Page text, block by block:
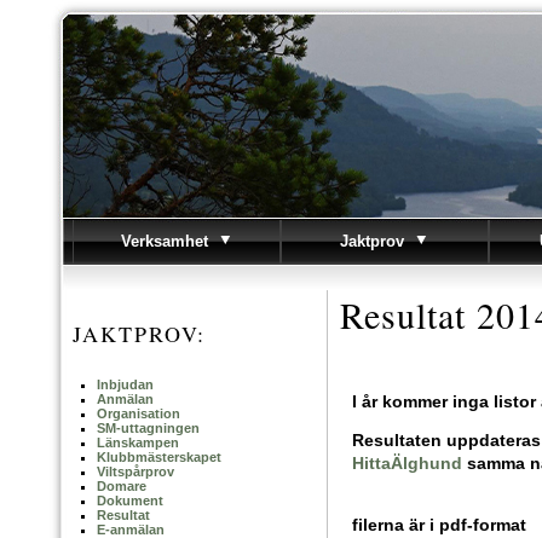
Verksamhet Jaktprov
JAKTPROV:
Inbjudan
Anmälan
Organisation
SM-uttagningen
Länskampen
Klubbmästerskapet
Viltspårprov
Domare
Dokument
Resultat
E-anmälan
Resultat
I år kommer inga
Resultaten
HittaÄlghund samma
filerna är i pdf-format